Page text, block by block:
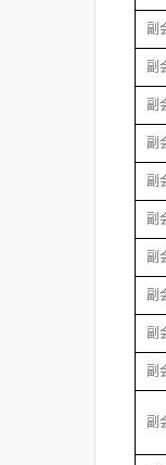
副
副
副
副
副
副
副
副
副
副
副